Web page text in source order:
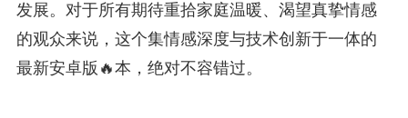
发展。对于所有期待重拾家庭温暖、渴望真挚情感
的观众来说，这个集情感深度与技术创新于一体的
最新安卓版🔥本，绝对不容错过。